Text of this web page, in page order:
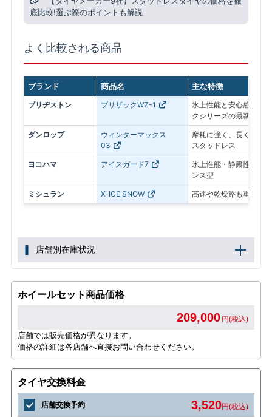
底比較!選ぶ際のポイントも解説
よく比較される商品
ブランド 商品名 主な特徴
ブリヂストン ブリザックWZ-1
氷上性能と安心感を最
クシリーズの最新モデル
ダンロップ
ウィンターマックス
03
摩耗に強く、長く使い
スタッドレス
ヨコハマ アイスガード7
氷上性能・静粛性・ロ
ンス型
ミシュラン X-ICE SNOW 高速や乾燥路も重視し
店舗別在庫状況
ホイールセット商品価格
209,000 円(税込)
店舗では販売価格が異なります。
価格の詳細は各店舗へ直接お問い合わせください。
タイヤ交換料金
店舗交換予約 3,520円(税込)